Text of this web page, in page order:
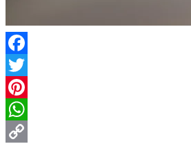
Facebook
Twitter
Pinterest
WhatsApp